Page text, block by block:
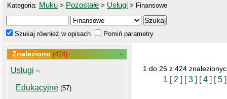
Kategoria: Muku > Pozostałe > Usługi > Finansowe
Szukaj również w opisach Pomiń parametry
Znaleziono (424)
Usługi
Edukacyjne (57)
1 do 25 z 424
1[ 2 ] [3] [4] [5]